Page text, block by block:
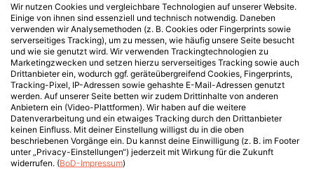
Wir nutzen Cookies und vergleichbare Technologien auf unserer Website.
Einige von ihnen sind essenziell und technisch notwendig. Daneben
verwenden wir Analysemethoden (z. B. Cookies oder Fingerprints sowie
serverseitiges Tracking), um zu messen, wie häufig unsere Seite besucht
und wie sie genutzt wird. Wir verwenden Trackingtechnologien zu
Marketingzwecken und setzen hierzu serverseitiges Tracking sowie auch
Drittanbieter ein, wodurch ggf. geräteübergreifend Cookies, Fingerprints,
Tracking-Pixel, IP-Adressen sowie gehashte E-Mail-Adressen genutzt
werden. Auf unserer Seite betten wir zudem Drittinhalte von anderen
Anbietern ein (Video-Plattformen). Wir haben auf die weitere
Datenverarbeitung und ein etwaiges Tracking durch den Drittanbieter
keinen Einfluss. Mit deiner Einstellung willigst du in die oben
beschriebenen Vorgänge ein. Du kannst deine Einwilligung (z. B. im Footer
unter „Privacy-Einstellungen“) jederzeit mit Wirkung für die Zukunft
widerrufen. (BoD-Impressum)